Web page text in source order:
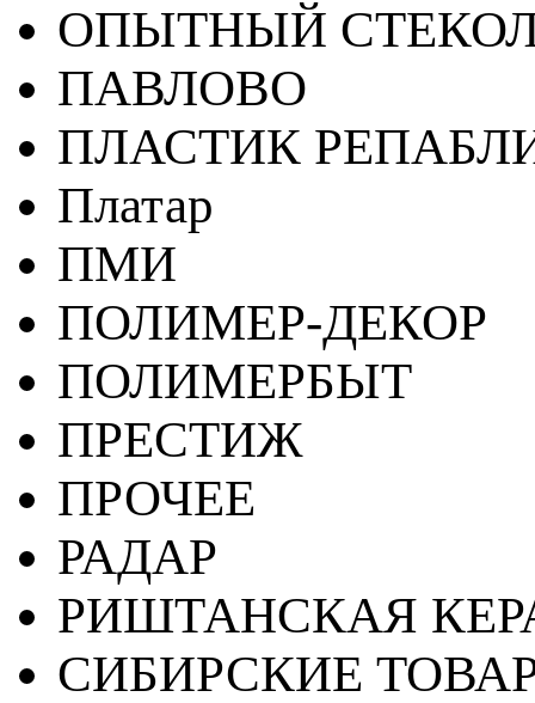
ОПЫТНЫЙ
ПАВЛОВО
ПЛАСТИК
Платар
ПМИ
ПОЛИМЕР-ДЕКОР
ПОЛИМЕРБЫТ
ПРЕСТИЖ
ПРОЧЕЕ
РАДАР
РИШТАНСКАЯ
СИБИРСКИЕ